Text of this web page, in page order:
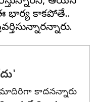
భార్య కాకపోతే..
మాదిరిగా కాదనన్నారు